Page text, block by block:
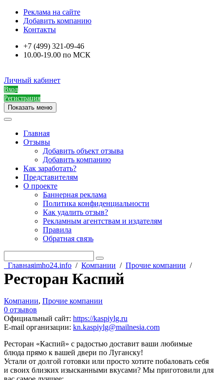
Реклама на сайте
Добавить компанию
Контакты
+7 (499) 321-09-46
10.00-19.00 по МСК
Личный кабинет
Вход
Регистрация
Показать меню
Главная
Отзывы
Добавить объект отзыва
Добавить компанию
Как заработать?
Представителям
О проекте
Баннерная реклама
Политика конфиденциальности
Как удалить отзыв?
Рекламным агентствам и издателям
Правила
Обратная связь
Главнаяimho24.info / Компании / Прочие компании /
Ресторан Каспий
Компании, Прочие компании
0 отзывов
Официальный сайт: https://kaspiylg.ru
E-mail организации: kn.kaspiylg@mailnesia.com
Ресторан «Каспий» с радостью доставит ваши любимые
блюда прямо к вашей двери по Луганску!
Устали от долгой готовки или просто хотите побаловать себя
и своих близких изысканными вкусами? Мы приготовили для